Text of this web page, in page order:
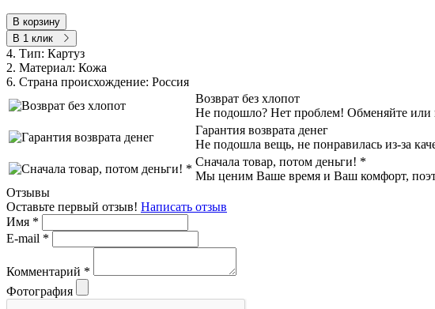
В корзину
В 1 клик
4. Тип: Картуз
2. Материал: Кожа
6. Страна происхождение: Россия
Возврат без хлопот
Не подошло? Нет проблем! Обменяйте или
Гарантия возврата денег
Не подошла вещь, не понравилась из-за
Сначала товар, потом деньги! *
Мы ценим Ваше время и Ваш комфорт,
Отзывы
Оставьте первый отзыв! Написать отзыв
Имя *
E-mail *
Комментарий *
Фотография